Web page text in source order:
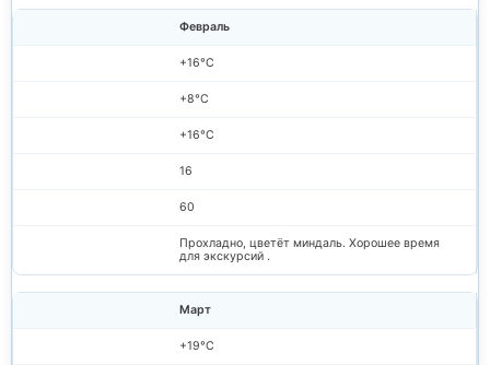
Февраль
+16°C
+8°C
+16°C
16
60
Прохладно, цветёт миндаль. Хорошее время
для экскурсий .
Март
+19°C